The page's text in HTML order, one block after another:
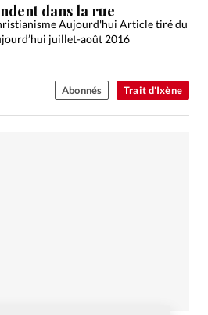
Trait d'Ixène
dans la rue
Aujourd'hui Article tiré du
juillet-août 2016
Abonnés